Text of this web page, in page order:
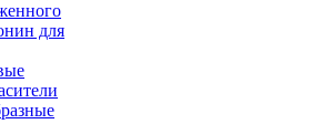
для